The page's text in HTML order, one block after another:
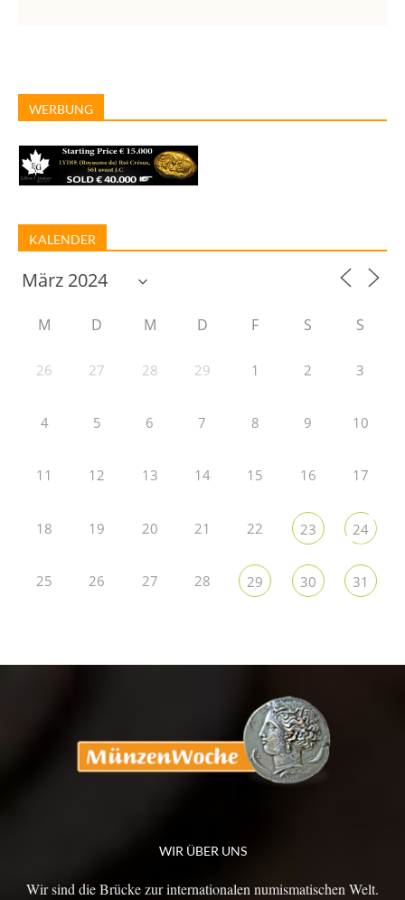
WERBUNG
KALENDER
M D M D F S S
26 27 28 29 1 2 3
4 5 6 7 8 9 10
11 12 13 14 15 16 17
18 19 20 21 22 23 24
25 26 27 28 29 30 31
WIR ÜBER UNS
Wir sind die Brücke zur internationalen numismatischen Welt.